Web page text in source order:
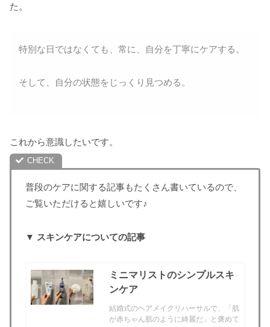
た。
特別な日ではなくても、常に、自分を丁寧にケアする。
そして、自分の状態をじっくり見つめる。
これから意識したいです。
普段のケアに関する記事もたくさん書いているので、
ご覧いただけると嬉しいです♪
▼ スキンケアについての記事
ミニマリストのシンプルスキ
ンケア
結婚式のヘアメイクリハーサルで、「肌
が赤ちゃん肌のように綺麗だ」と褒めて